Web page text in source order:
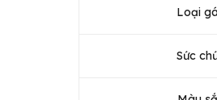
Loại
Sức